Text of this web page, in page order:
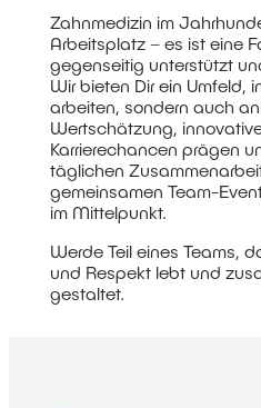
Zahnmedizin im
Arbeitsplatz – es ist eine
gegenseitig unterstützt
Wir bieten Dir ein Umfeld,
arbeiten, sondern auch
Wertschätzung,
Karrierechancen prägen
täglichen
gemeinsamen Team-
im Mittelpunkt.
Werde Teil eines Teams,
und Respekt lebt und
gestaltet.